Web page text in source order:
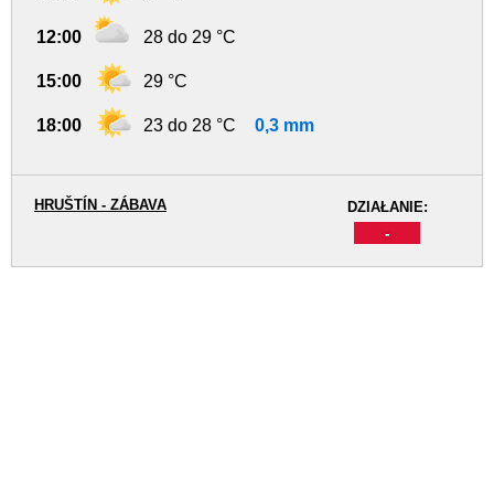
12:00 28 do 29 °C
15:00 29 °C
18:00 23 do 28 °C 0,3 mm
DZIAŁANIE:
-
HRUŠTÍN - ZÁBAVA